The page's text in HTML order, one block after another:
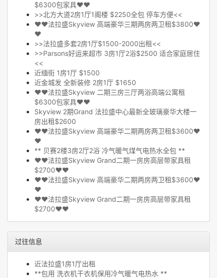
$6300包家具❤❤
>>北方大道2房1厅1阁楼 $2250全包 停车方便<<
❤❤法拉盛Skyview 高端豪华三期两房两卫租$3800❤
❤
>>法拉盛多套2房1厅$1500-2000出租<<
>>Parsons好运来超市 3房1厅2浴$2500 适合家庭居住
<<
近缅街 1房1厅 $1500
近金城发 全新装修 2房1厅 $1650
❤❤法拉盛Skyview 二期三房三厅两浴高端公寓租
$6300包家具❤❤
Skyview 2期Grand 法拉盛中心最新全玻璃豪华大楼一
房出租$2600
❤❤法拉盛Skyview 高端豪华二期两房两卫租$3600❤
❤
** 贝赛2楼3房2厅2浴 冷气暖气煤气电热水全包 **
❤❤法拉盛Skyview Grand二期一房房高层带家具租
$2700❤❤
❤❤法拉盛Skyview 高端豪华二期两房两卫租$3600❤
❤
❤❤法拉盛Skyview Grand二期一房房高层带家具租
$2700❤❤
过往信息
近法拉盛1房1厅出租
**包用 洗衣机干衣机保用冷气暖气电热水 **